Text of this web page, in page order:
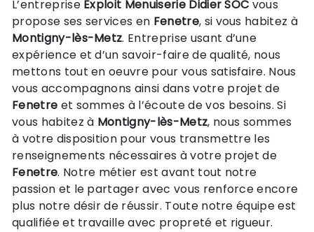
L’entreprise Exploit Menuiserie Didier SOC vous
propose ses services en Fenetre, si vous habitez à
Montigny-lès-Metz. Entreprise usant d’une
expérience et d’un savoir-faire de qualité, nous
mettons tout en oeuvre pour vous satisfaire. Nous
vous accompagnons ainsi dans votre projet de
Fenetre et sommes à l’écoute de vos besoins. Si
vous habitez à Montigny-lès-Metz, nous sommes
à votre disposition pour vous transmettre les
renseignements nécessaires à votre projet de
Fenetre. Notre métier est avant tout notre
passion et le partager avec vous renforce encore
plus notre désir de réussir. Toute notre équipe est
qualifiée et travaille avec propreté et rigueur.